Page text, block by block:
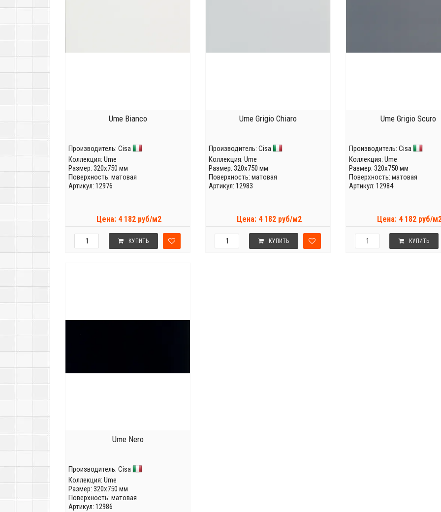
Ume Bianco
Производитель: Cisa
Коллекция: Ume
Размер: 320x750 мм
Поверхность: матовая
Артикул: 12976
Цена: 4 182 руб/м2
КУПИТЬ
Ume Grigio Chiaro
Производитель: Cisa
Коллекция: Ume
Размер: 320x750 мм
Поверхность: матовая
Артикул: 12983
Цена: 4 182 руб/м2
КУПИТЬ
Ume Grigio Scuro
Производитель: Cisa
Коллекция: Ume
Размер: 320x750 мм
Поверхность: матовая
Артикул: 12984
Цена: 4 182 руб/
КУПИТЬ
Ume Nero
Производитель: Cisa
Коллекция: Ume
Размер: 320x750 мм
Поверхность: матовая
Артикул: 12986